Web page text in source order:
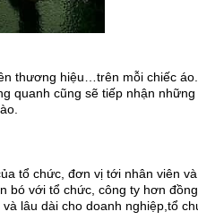
thương hiệu…trên mỗi chiếc
quanh cũng sẽ tiếp nhận
tổ chức, đơn vị tới nhân viên
bó với tổ chức, công ty hơn
lâu dài cho doanh nghiệp,tổ